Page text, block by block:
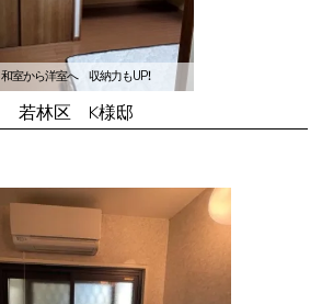
若林区 K様邸
和室から洋室へ 収納力もUP！